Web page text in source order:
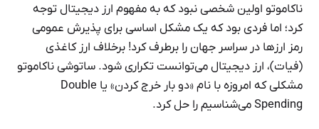
ناکاموتو اولین شخصی نبود که به مفهوم ارز دیجیتال توجه
کرد؛ اما فردی بود که یک مشکل اساسی برای پذیرش عمومی
رمز ارزها در سراسر جهان را برطرف کرد! برخلاف ارز کاغذی
(فیات)، ارز دیجیتال می‌توانست تکراری شود. ساتوشی ناکاموتو
مشکلی که امروزه با نام «دو بار خرج کردن» یا Double
Spending می‌شناسیم را حل کرد.